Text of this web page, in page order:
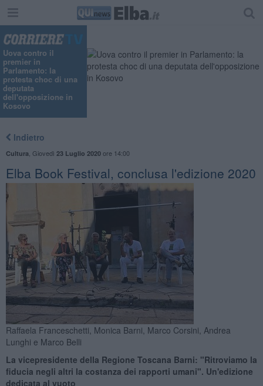
Uova contro il
premier in
Parlamento: la
protesta choc di una
deputata
dell'opposizione in
Kosovo
Indietro
Cultura Giovedì 23 Luglio 2020ore 14:00
Elba Book Festival, conclusa l'edizione 2020
Raffaela Franceschetti, Monica Barni, Marco Corsini, Andrea
Lunghi e Marco Belli
La vicepresidente della Regione Toscana Barni: "Ritroviamo la
fiducia negli altri la costanza dei rapporti umani". Un'edizione
dedicata al vuoto